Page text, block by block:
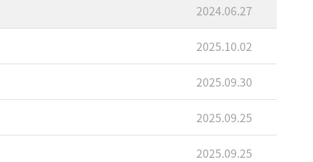
2024.06.27
2025.10.02
2025.09.30
2025.09.25
2025.09.25